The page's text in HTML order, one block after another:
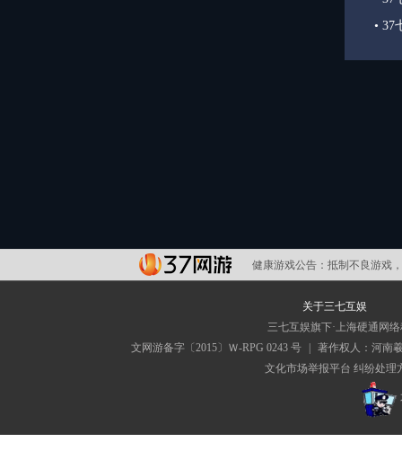
• 37
健康游戏公告： 抵制不良游戏
关于三七互娱
三七互娱旗下·上海硬通网
文网游备字〔2015〕Ｗ-RPG 0243 号
著作权人：河南
文化市场举报平台 纠纷处理